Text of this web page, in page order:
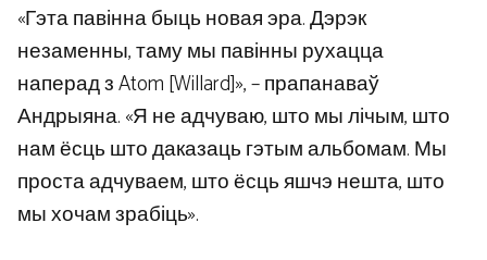
«Гэта павінна быць новая эра. Дэрэк
незаменны, таму мы павінны рухацца
наперад з Atom [Willard]», – прапанаваў
Андрыяна. «Я не адчуваю, што мы лічым, што
нам ёсць што даказаць гэтым альбомам. Мы
проста адчуваем, што ёсць яшчэ нешта, што
мы хочам зрабіць».